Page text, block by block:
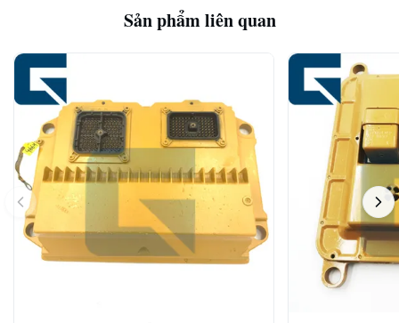
Sản phẩm liên quan